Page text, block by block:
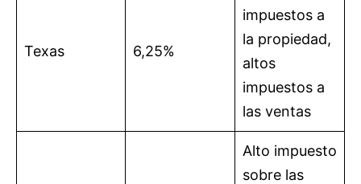
Texas 6,25%
impuestos a
la propiedad,
altos
impuestos a
las ventas
Alto impuesto
sobre las